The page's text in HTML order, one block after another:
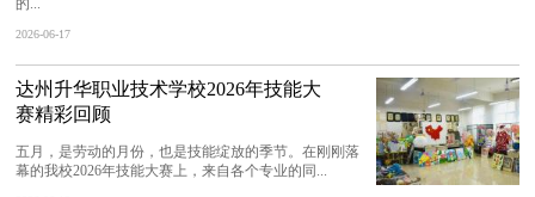
2026-06-17
达州升华职业技术学校2026年技能大
赛精彩回顾
五月，是劳动的月份，也是技能绽放的季节。在刚刚落
幕的我校2026年技能大赛上，来自各个专业的同...